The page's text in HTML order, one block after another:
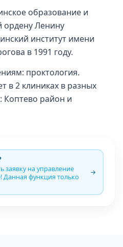
образование и
ордену Ленину
институт имени
в 1991 году.
проктология.
в 2 клиниках в разных
Коптево район и
заявку на управление
Данная функция только